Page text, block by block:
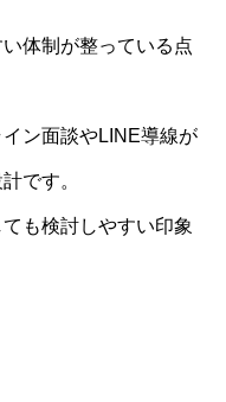
体制が整っている点
ン面談やLINE導線が
です。
も検討しやすい印象